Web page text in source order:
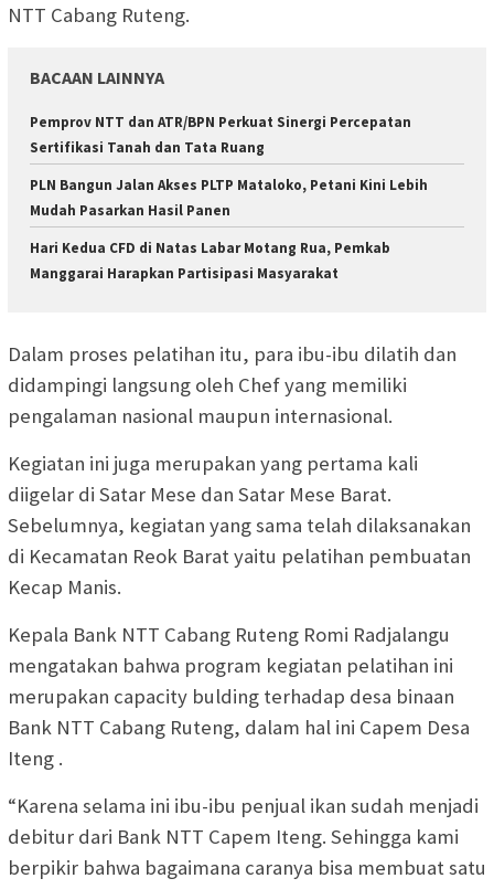
NTT Cabang Ruteng.
BACAAN LAINNYA
Pemprov NTT dan ATR/BPN Perkuat Sinergi Percepatan
Sertifikasi Tanah dan Tata Ruang
PLN Bangun Jalan Akses PLTP Mataloko, Petani Kini Lebih
Mudah Pasarkan Hasil Panen
Hari Kedua CFD di Natas Labar Motang Rua, Pemkab
Manggarai Harapkan Partisipasi Masyarakat
Dalam proses pelatihan itu, para ibu-ibu dilatih dan
didampingi langsung oleh Chef yang memiliki
pengalaman nasional maupun internasional.
Kegiatan ini juga merupakan yang pertama kali
diigelar di Satar Mese dan Satar Mese Barat.
Sebelumnya, kegiatan yang sama telah dilaksanakan
di Kecamatan Reok Barat yaitu pelatihan pembuatan
Kecap Manis.
Kepala Bank NTT Cabang Ruteng Romi Radjalangu
mengatakan bahwa program kegiatan pelatihan ini
merupakan capacity bulding terhadap desa binaan
Bank NTT Cabang Ruteng, dalam hal ini Capem Desa
Iteng .
“Karena selama ini ibu-ibu penjual ikan sudah menjadi
debitur dari Bank NTT Capem Iteng. Sehingga kami
berpikir bahwa bagaimana caranya bisa membuat satu